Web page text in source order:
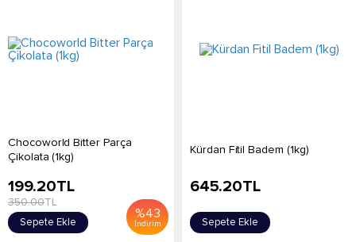
Chocoworld Bitter Parça
Çikolata (1kg)
%43
İndirim
199.20TL
350.00TL
Sepete Ekle
Kürdan Fitil Badem (1kg)
645.20TL
Sepete Ekle